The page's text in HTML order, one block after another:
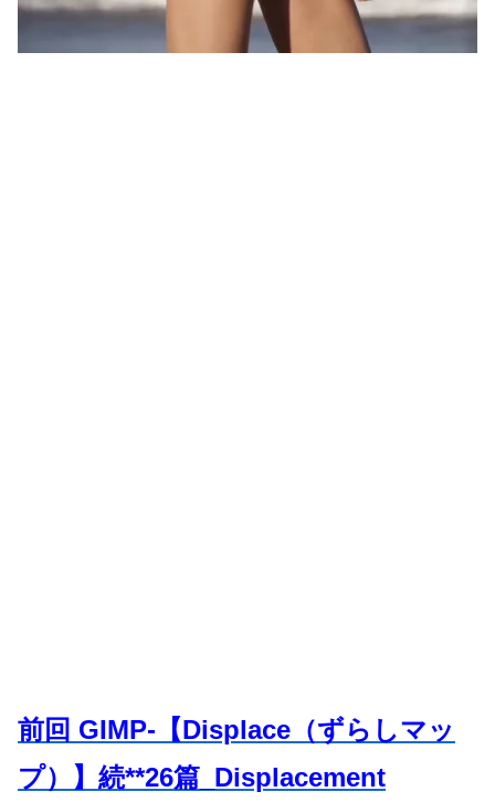
前回 GIMP-【Displace（ずらしマッ
プ）】 続**26篇_Displacement